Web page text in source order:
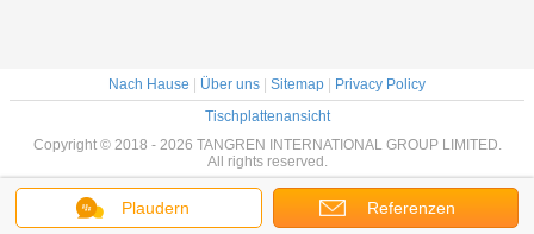
Plaudern Referenzen
Nach Hause Über uns Sitemap
Privacy Policy
Tischplattenansicht
Copyright © 2018 - 2026 TANGREN INTERNATIONAL GROUP LIMITED.
All rights reserved.